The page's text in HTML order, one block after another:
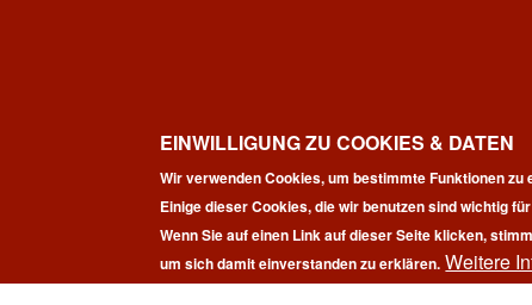
EINWILLIGUNG ZU COOKIES & DATEN
Wir verwenden Cookies, um bestimmte Funktionen
Einige dieser Cookies, die wir benutzen sind wichtig
Wenn Sie auf einen Link auf dieser Seite klicken,
um sich damit einverstanden zu erklären. Weitere